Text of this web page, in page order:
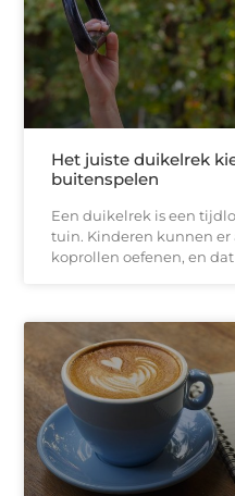
Het juiste duikelrek
buitenspelen
Een duikelrek is een
tuin. Kinderen kunnen er
koprollen oefenen, en